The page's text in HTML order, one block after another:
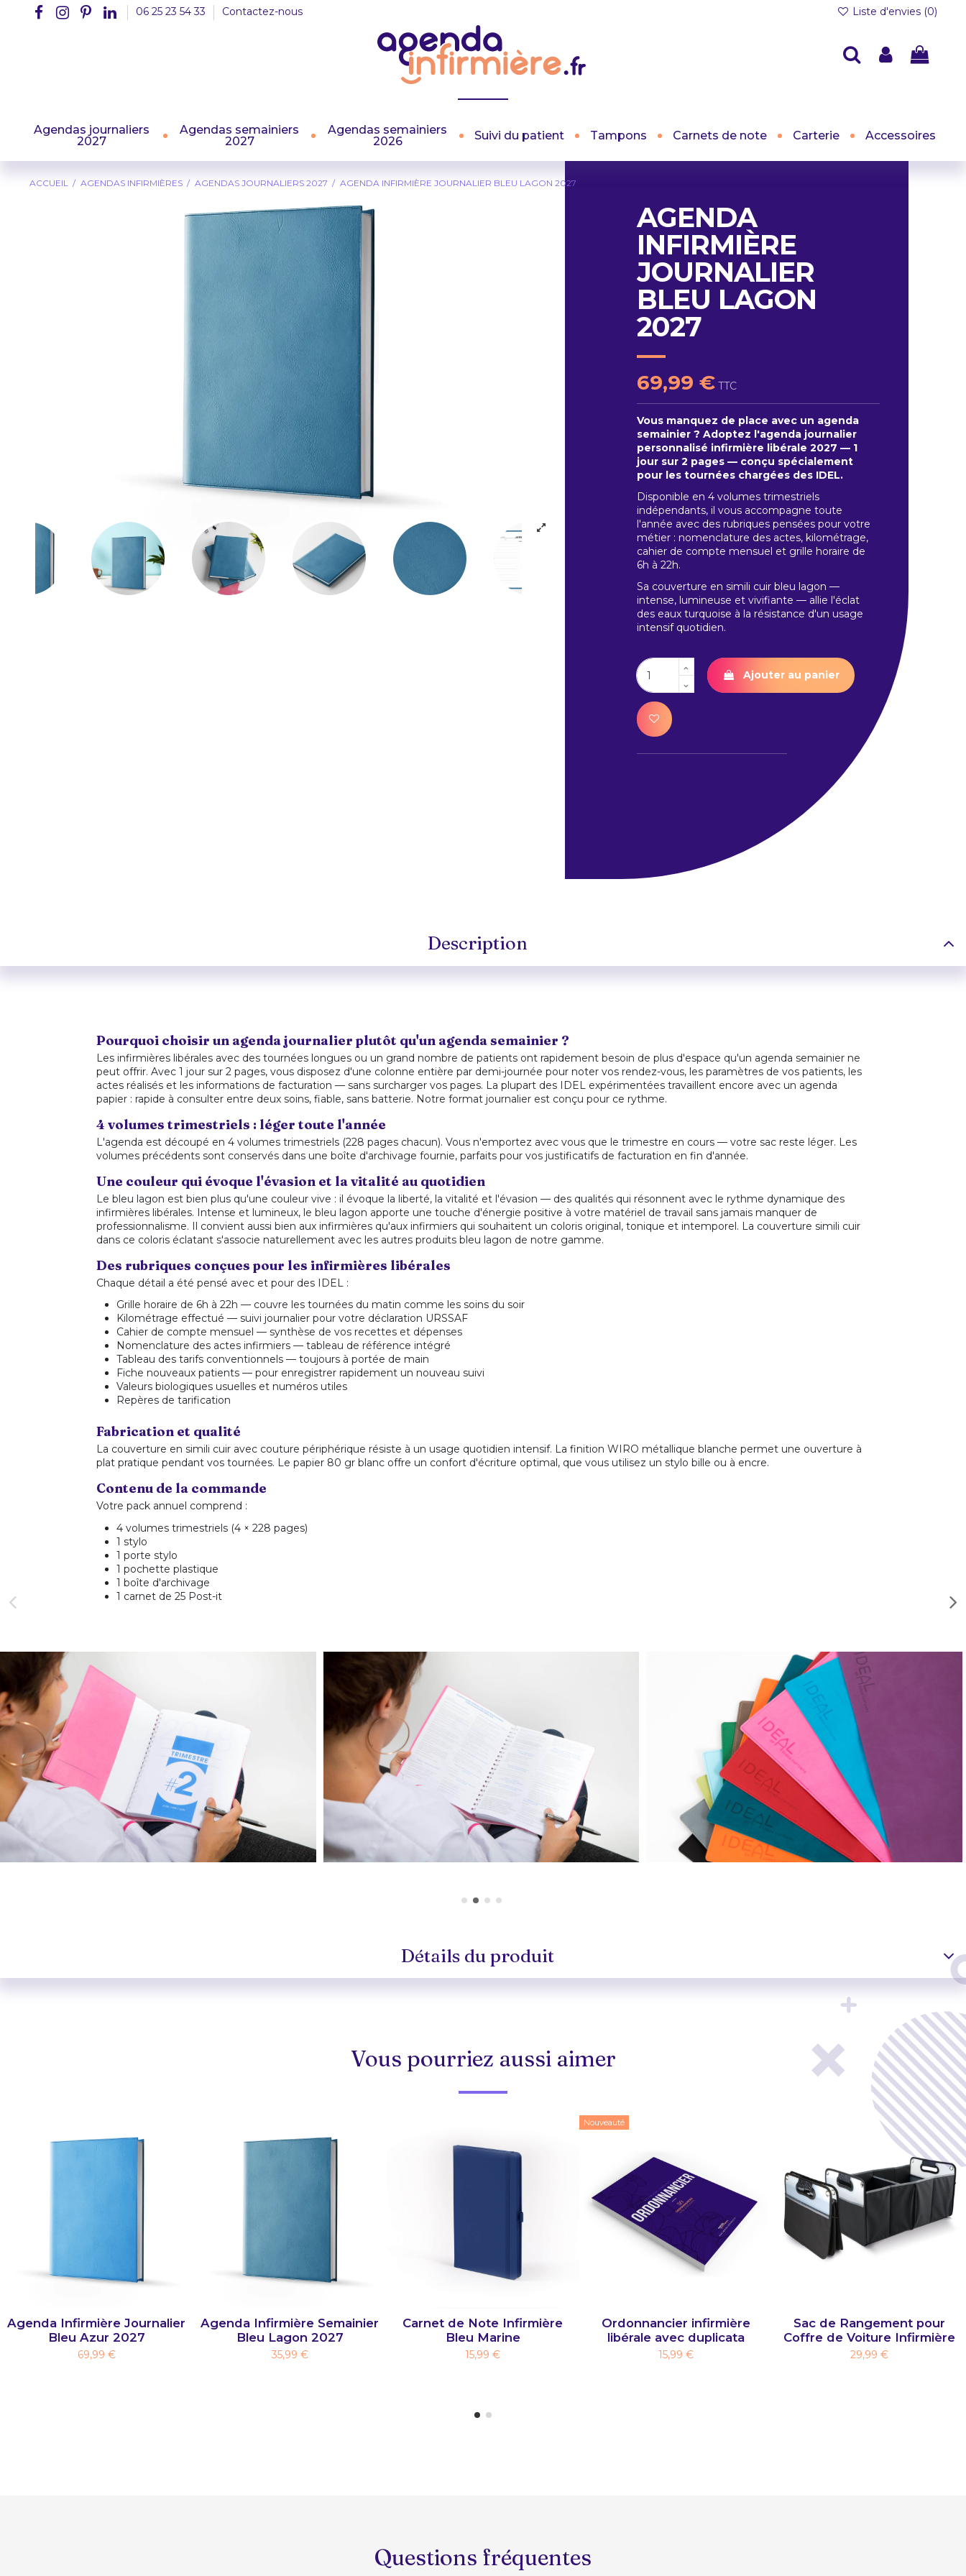
06 25 23 54 33 Contactez-nous Liste d'envies (0)
Agendas journaliers
2027
Agendas semainiers
2027
Agendas semainiers
2026
Suivi du patient Tampons Carnets de note Carterie Accessoires
ACCUEIL AGENDAS INFIRMIÈRES AGENDAS JOURNALIERS 2027 AGENDA INFIRMIÈRE JOURNALIER BLEU LAGON 2027
AGENDA
INFIRMIÈRE
JOURNALIER
BLEU LAGON
2027
69,99 € TTC
Vous manquez de place avec un agenda
semainier ? Adoptez l'agenda journalier
personnalisé infirmière libérale 2027 — 1
jour sur 2 pages — conçu spécialement
pour les tournées chargées des IDEL.
Disponible en 4 volumes trimestriels
indépendants, il vous accompagne toute
l'année avec des rubriques pensées pour votre
métier : nomenclature des actes, kilométrage,
cahier de compte mensuel et grille horaire de
6h à 22h.
Sa couverture en simili cuir bleu lagon —
intense, lumineuse et vivifiante — allie l'éclat
des eaux turquoise à la résistance d'un usage
intensif quotidien.
Ajouter au panier
Description
Pourquoi choisir un agenda journalier plutôt qu'un agenda semainier ?
Les infirmières libérales avec des tournées longues ou un grand nombre de patients ont rapidement besoin de plus d'espace qu'un agenda semainier ne
peut offrir. Avec 1 jour sur 2 pages, vous disposez d'une colonne entière par demi-journée pour noter vos rendez-vous, les paramètres de vos patients, les
actes réalisés et les informations de facturation — sans surcharger vos pages. La plupart des IDEL expérimentées travaillent encore avec un agenda
papier : rapide à consulter entre deux soins, fiable, sans batterie. Notre format journalier est conçu pour ce rythme.
4 volumes trimestriels : léger toute l'année
L'agenda est découpé en 4 volumes trimestriels (228 pages chacun). Vous n'emportez avec vous que le trimestre en cours — votre sac reste léger. Les
volumes précédents sont conservés dans une boîte d'archivage fournie, parfaits pour vos justificatifs de facturation en fin d'année.
Une couleur qui évoque l'évasion et la vitalité au quotidien
Le bleu lagon est bien plus qu'une couleur vive : il évoque la liberté, la vitalité et l'évasion — des qualités qui résonnent avec le rythme dynamique des
infirmières libérales. Intense et lumineux, le bleu lagon apporte une touche d'énergie positive à votre matériel de travail sans jamais manquer de
professionnalisme. Il convient aussi bien aux infirmières qu'aux infirmiers qui souhaitent un coloris original, tonique et intemporel. La couverture simili cuir
dans ce coloris éclatant s'associe naturellement avec les autres produits bleu lagon de notre gamme.
Des rubriques conçues pour les infirmières libérales
Chaque détail a été pensé avec et pour des IDEL :
Grille horaire de 6h à 22h — couvre les tournées du matin comme les soins du soir
Kilométrage effectué — suivi journalier pour votre déclaration URSSAF
Cahier de compte mensuel — synthèse de vos recettes et dépenses
Nomenclature des actes infirmiers — tableau de référence intégré
Tableau des tarifs conventionnels — toujours à portée de main
Fiche nouveaux patients — pour enregistrer rapidement un nouveau suivi
Valeurs biologiques usuelles et numéros utiles
Repères de tarification
Fabrication et qualité
La couverture en simili cuir avec couture périphérique résiste à un usage quotidien intensif. La finition WIRO métallique blanche permet une ouverture à
plat pratique pendant vos tournées. Le papier 80 gr blanc offre un confort d'écriture optimal, que vous utilisez un stylo bille ou à encre.
Contenu de la commande
Votre pack annuel comprend :
4 volumes trimestriels (4 × 228 pages)
1 stylo
1 porte stylo
1 pochette plastique
1 boîte d'archivage
1 carnet de 25 Post-it
Détails du produit
Vous pourriez aussi aimer
Agenda Infirmière Journalier
Bleu Azur 2027
69,99 €
Agenda Infirmière Semainier
Bleu Lagon 2027
35,99 €
Carnet de Note Infirmière
Bleu Marine
15,99 €
Nouveauté
Ordonnancier infirmière
libérale avec duplicata
15,99 €
Sac de Rangement pour
Coffre de Voiture Infirmière
29,99 €
Questions fréquentes